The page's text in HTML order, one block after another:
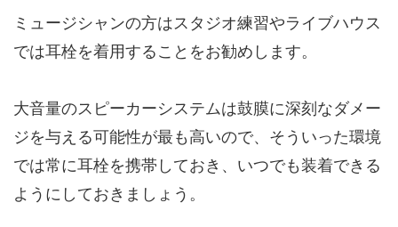
ミュージシャンの方はスタジオ練習やライブハウス
では耳栓を着用することをお勧めします。
大音量のスピーカーシステムは鼓膜に深刻なダメー
ジを与える可能性が最も高いので、そういった環境
では常に耳栓を携帯しておき、いつでも装着できる
ようにしておきましょう。